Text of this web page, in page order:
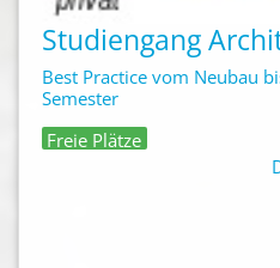
Studiengang
Best Practice vom Neubau
Semester
Freie Plätze